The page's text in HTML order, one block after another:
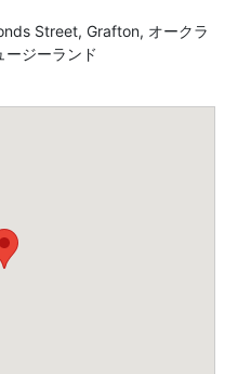
Street, Grafton, オークラ
ージーランド